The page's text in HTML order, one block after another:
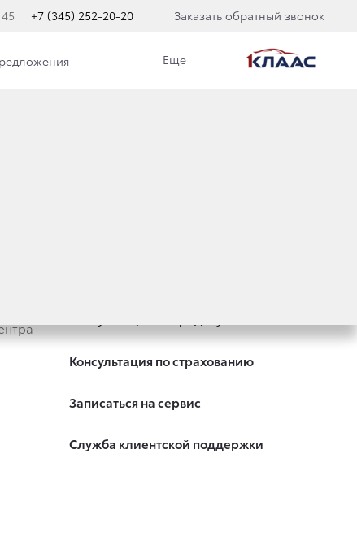
+7 (345) 252-20-20 Заказать обратный звонок
Еще
Консультация по страхованию
Записаться на сервис
Служба клиентской поддержки